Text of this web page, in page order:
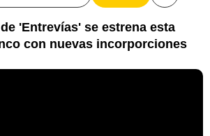
'Entrevías' se estrena esta
con nuevas incorporciones